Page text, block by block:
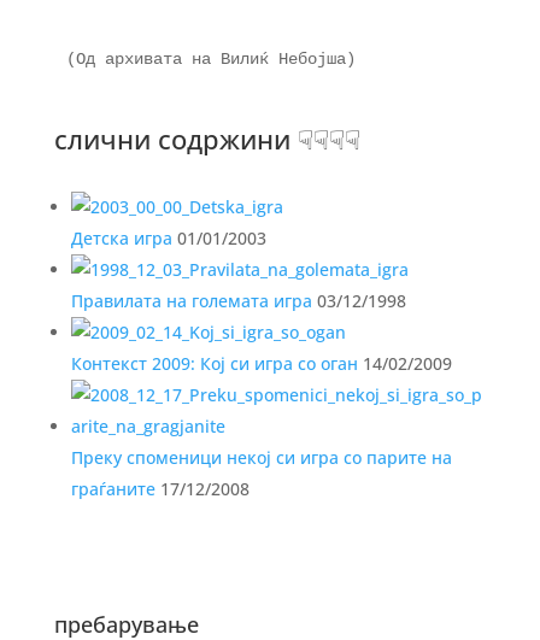
(Од архивата на Вилиќ Небојша)
слични содржини ☟☟☟☟
Детска игра 01/01/2003
Правилата на големата игра 03/12/1998
Контекст 2009: Кој си игра со оган 14/02/2009
Преку споменици некој си игра со парите на
граѓаните17/12/2008
пребарување